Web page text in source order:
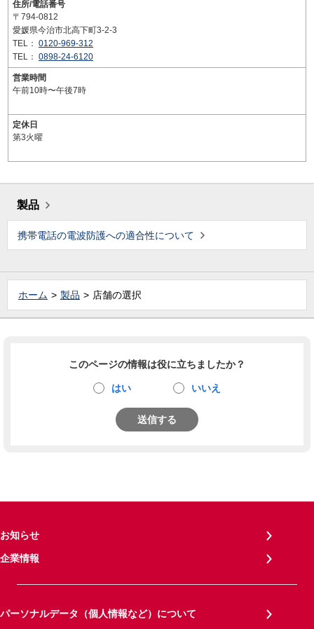
住所/電話番号
〒794-0812
愛媛県今治市北高下町3-2-3
TEL： 0120-969-312
TEL： 0898-24-6120
営業時間
午前10時〜午後7時
定休日
第3火曜
製品
携帯電話の電波防護への適合性について
ホーム 製品 店舗の選択
このページの情報は役に立ちましたか？
はい いいえ
送信する
お知らせ
企業情報
パーソナルデータ（個人情報など）について